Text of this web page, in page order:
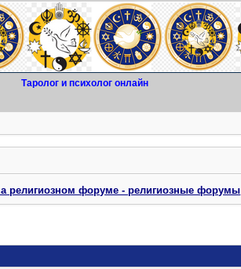
Таролог и психолог онлайн
религиозном форуме - религиозные форумы